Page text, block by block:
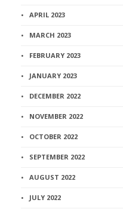
APRIL 2023
MARCH 2023
FEBRUARY 2023
JANUARY 2023
DECEMBER 2022
NOVEMBER 2022
OCTOBER 2022
SEPTEMBER 2022
AUGUST 2022
JULY 2022